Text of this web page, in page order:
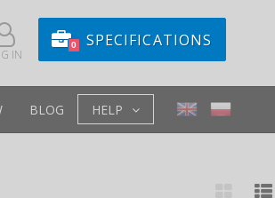
IN
0 SPECIFICATIONS
BLOG HELP